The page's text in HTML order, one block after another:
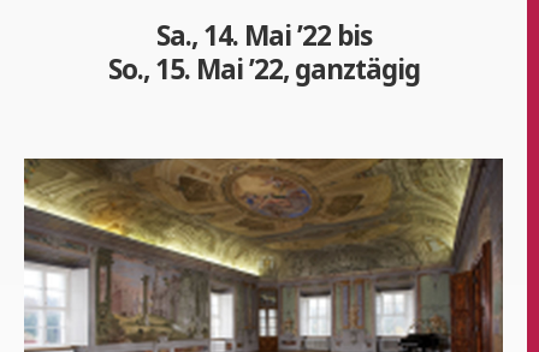
Sa., 14. Mai ’22 bis
So., 15. Mai ’22, ganztägig